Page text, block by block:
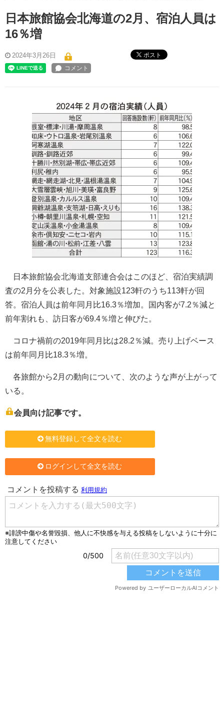
日本旅館協会北海道の2月、宿泊人員は
16％増
2024年3月26日 ポスト
日本旅館協会北海道支部連合会はこのほど、宿泊実績調
査の2月分を公表した。対象施設123軒のうち113軒が回
答。宿泊人員は前年同月比16.3％増加。国内客が7.2％減と
前年割れも、訪日客が69.4％増と伸びた。
コロナ禍前の2019年同月比は28.2％減。売り上げベース
は前年同月比18.3％増。
各旅館から2月の動向について、次のような声が上がって
いる。
会員向け記事です。
無料登録して全文を読む
ログインして全文を読む